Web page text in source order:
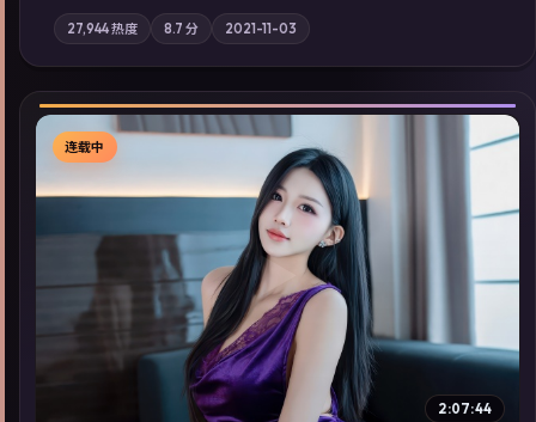
外将众人卷入不可撤回的连锁反应；摄影与配乐强化地域气质；
站内亦可通过「国产免费观看高清电视剧在线看」延展检索同类
型高分佳作，畅享高清在线追剧体验。
27,944热度 8.7 分 2021-11-03
▶
连载中
2:07:44